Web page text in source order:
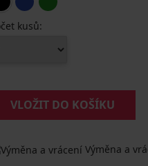
kusů:
VLOŽIT DO KOŠÍKU
Výměna a